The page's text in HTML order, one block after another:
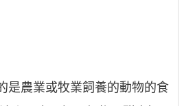
是農業或牧業飼養的動物的食